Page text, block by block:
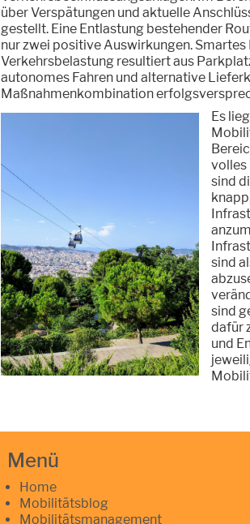
über Verspätungen und aktuelle
gestellt. Eine Entlastung bestehender
nur zwei positive Auswirkungen.
Verkehrsbelastung resultiert aus
autonomes Fahren und alternative
Maßnahmenkombination
Es
volles
sind
sind
sind
dafür
und
Menü
Home
Mobilitätsblog
Mobilitätsmanagement